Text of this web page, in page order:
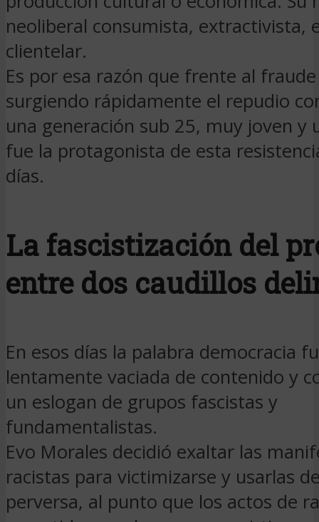
neoliberal consumista, extractivista,
clientelar.
Es por esa razón que frente al
surgiendo rápidamente el repudio
una generación sub 25, muy joven y
fue la protagonista de esta
días.
La fascistización del
entre dos caudillos
En esos días la palabra democracia
lentamente vaciada de contenido y
un eslogan de grupos fascistas y
fundamentalistas.
Evo Morales decidió exaltar las
racistas para victimizarse y usarlas
perversa, al punto que los actos de